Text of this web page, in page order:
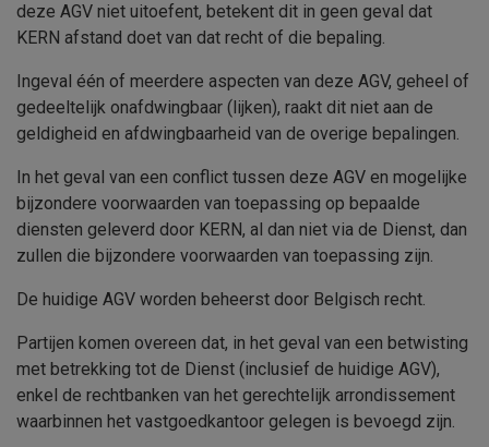
deze AGV niet uitoefent, betekent dit in geen geval dat
KERN afstand doet van dat recht of die bepaling.
Ingeval één of meerdere aspecten van deze AGV, geheel of
gedeeltelijk onafdwingbaar (lijken), raakt dit niet aan de
geldigheid en afdwingbaarheid van de overige bepalingen.
In het geval van een conflict tussen deze AGV en mogelijke
bijzondere voorwaarden van toepassing op bepaalde
diensten geleverd door KERN, al dan niet via de Dienst, dan
zullen die bijzondere voorwaarden van toepassing zijn.
De huidige AGV worden beheerst door Belgisch recht.
Partijen komen overeen dat, in het geval van een betwisting
met betrekking tot de Dienst (inclusief de huidige AGV),
enkel de rechtbanken van het gerechtelijk arrondissement
waarbinnen het vastgoedkantoor gelegen is bevoegd zijn.